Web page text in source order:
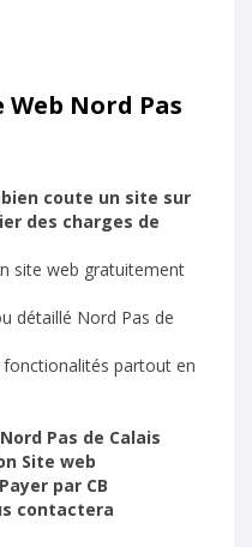
Nord Pas
coute un site sur
des charges de
site web gratuitement
détaillé Nord Pas de
partout en
Pas de Calais
Site web
par CB
contactera